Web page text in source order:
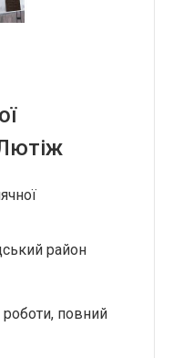
район
роботи, повний